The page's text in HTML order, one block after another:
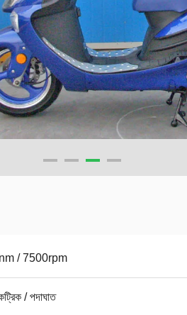
/ 7500rpm
/ পদাঘাত